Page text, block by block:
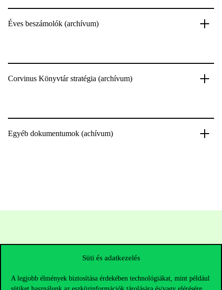
Süti és adatkezelés
A legjobb élmények biztosítása érdekében technológiákat, mint például
Éves beszámolók (archívum)
Corvinus Könyvtár stratégia (archívum)
Egyéb dokumentumok (achívum)